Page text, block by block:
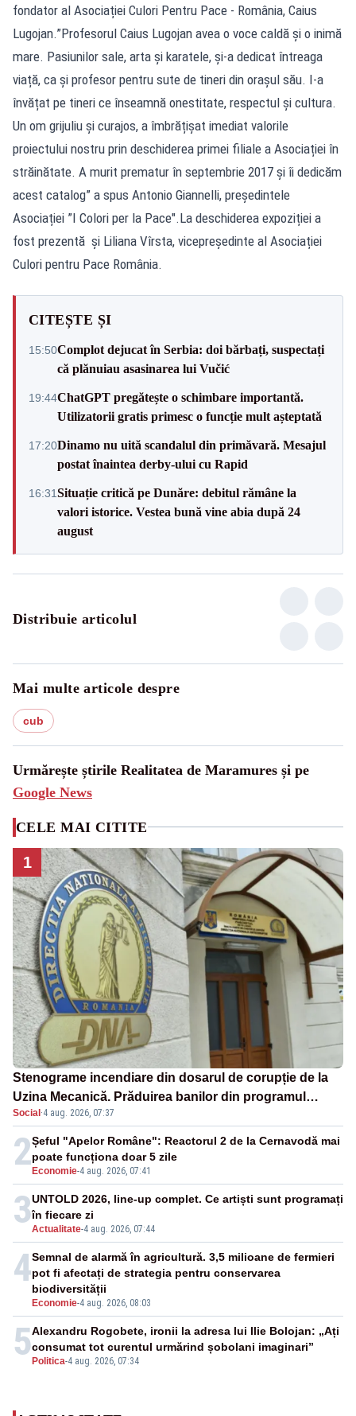
fondator al Asociației Culori Pentru Pace - România, Caius
Lugojan.”Profesorul Caius Lugojan avea o voce caldă și o inimă
mare. Pasiunilor sale, arta și karatele, și-a dedicat întreaga
viață, ca și profesor pentru sute de tineri din orașul său. I-a
învățat pe tineri ce înseamnă onestitate, respectul și cultura.
Un om grijuliu și curajos, a îmbrățișat imediat valorile
proiectului nostru prin deschiderea primei filiale a Asociației în
străinătate. A murit prematur în septembrie 2017 și îi dedicăm
acest catalog” a spus Antonio Giannelli, președintele
Asociației ”I Colori per la Pace".La deschiderea expoziției a
fost prezentă și Liliana Vîrsta, vicepreședinte al Asociației
Culori pentru Pace România.
CITEȘTE ȘI
15:50Complot dejucat în Serbia: doi bărbați, suspectați
că plănuiau asasinarea lui Vučić
19:44ChatGPT pregătește o schimbare importantă.
Utilizatorii gratis primesc o funcție mult așteptată
17:20Dinamo nu uită scandalul din primăvară. Mesajul
postat înaintea derby-ului cu Rapid
16:31Situație critică pe Dunăre: debitul rămâne la
valori istorice. Vestea bună vine abia după 24
august
Distribuie articolul
Mai multe articole despre
cub
Urmărește știrile Realitatea de Maramures și pe
Google News
CELE MAI CITITE
1
Stenograme incendiare din dosarul de corupție de la
Uzina Mecanică. Prăduirea banilor din programul
SAFE, interceptată de DNA
Social ·4 aug. 2026, 07:37
2 Economie-4 aug. 2026, 07:41
Șeful "Apelor Române": Reactorul 2 de la Cernavodă mai
poate funcționa doar 5 zile
3Actualitate-4 aug. 2026, 07:44
UNTOLD 2026, line-up complet. Ce artiști sunt programați
în fiecare zi
4
Economie-4 aug. 2026, 08:03
Semnal de alarmă în agricultură. 3,5 milioane de fermieri
pot fi afectați de strategia pentru conservarea
biodiversității
5 Politica-4 aug. 2026, 07:34
Alexandru Rogobete, ironii la adresa lui Ilie Bolojan: „Ați
consumat tot curentul urmărind șobolani imaginari”